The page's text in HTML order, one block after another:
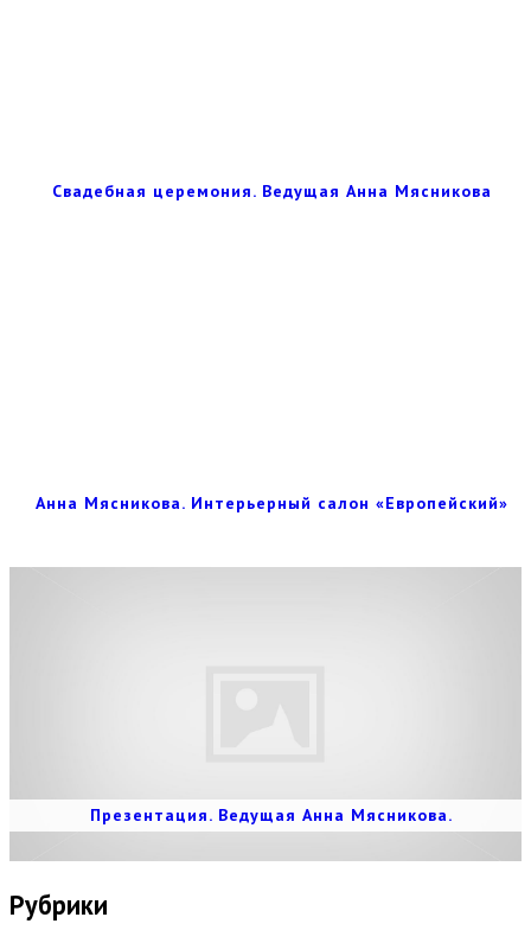
Свадебная церемония. Ведущая Анна Мясникова
Анна Мясникова. Интерьерный салон «Европейский»
Презентация. Ведущая Анна Мясникова.
Рубрики